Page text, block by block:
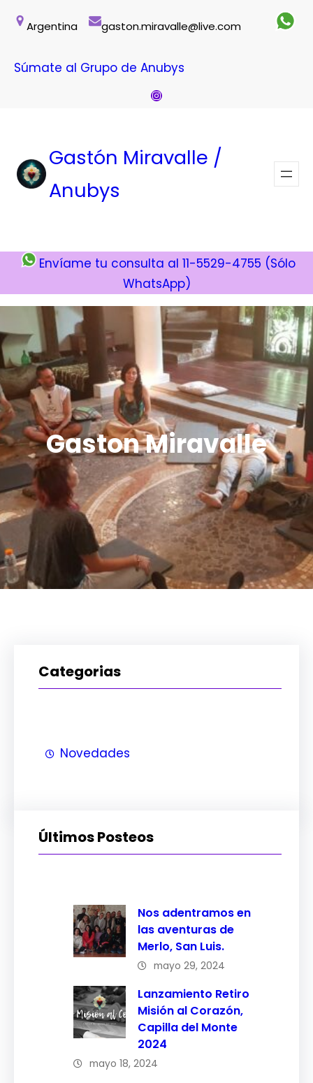
Argentina gaston.miravalle@live.com
Súmate al Grupo de Anubys
Instagram
Gastón Miravalle /
Anubys
Envíame tu consulta al 11-5529-4755 (Sólo
WhatsApp)
Gaston Miravalle
Categorias
Novedades
Últimos Posteos
Nos adentramos en
las aventuras de
Merlo, San Luis.
mayo 29, 2024
Lanzamiento Retiro
Misión al Corazón,
Capilla del Monte
2024
mayo 18, 2024